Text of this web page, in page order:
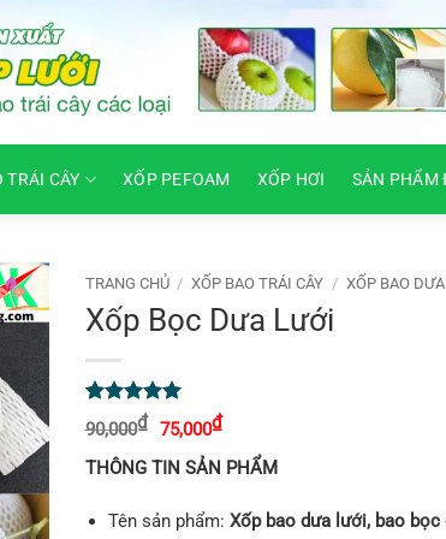
TRÁI CÂY XỐP PEFOAM XỐP HƠI SẢN PHẨM
TRANG CHỦ / XỐP BAO TRÁI CÂY / XỐP BAO
Xốp Bọc Dưa Lưới
5trên 5
dựa trên
1
đánh giá
90,000₫ Giá
gốc
là:
90,000₫.
75,000₫Giá
tại
là:
THÔNG TIN SẢN PHẨM
Tên sản phẩm:Xốp bao dưa lưới, bao